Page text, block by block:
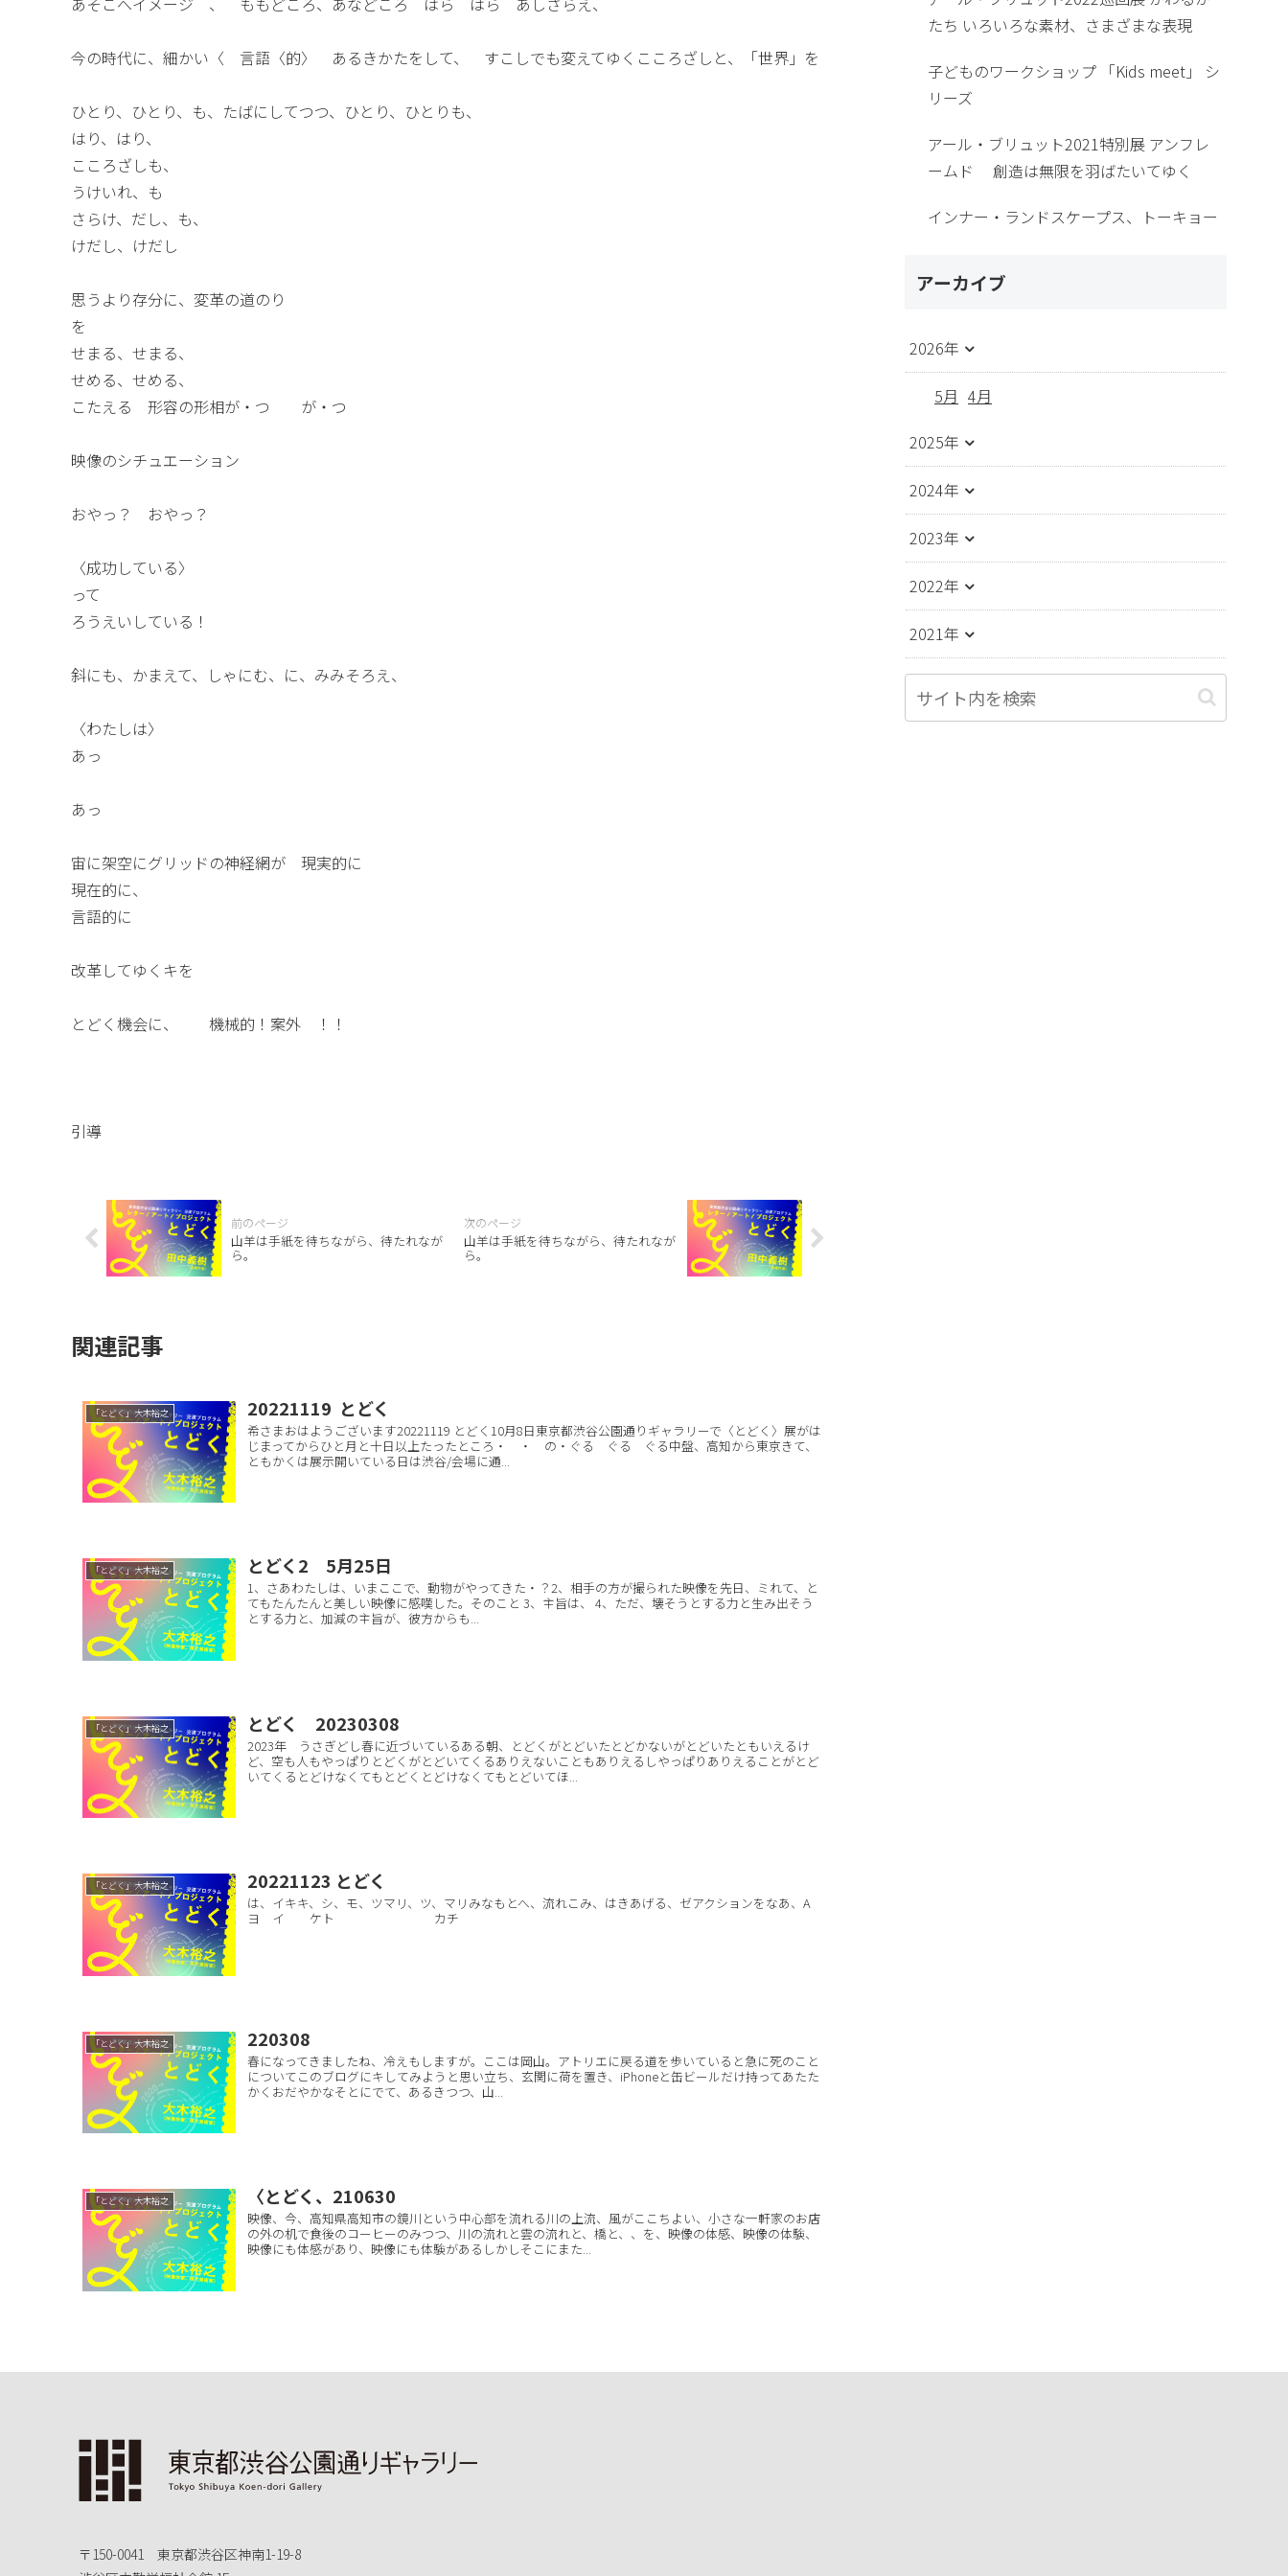
今の時代に、細かい〈 言語〈的〉 あるきかたをして、 すこしでも変えてゆくこころざしと、「世界」を
ひとり、ひとり、も、たばにしてつつ、ひとり、ひとりも、
はり、はり、
こころざしも、
うけいれ、も
さらけ、だし、も、
けだし、けだし
思うより存分に、変革の道のり
を
せまる、せまる、
せめる、せめる、
こたえる 形容の形相が・つ が・つ
映像のシチュエーション
おやっ？ おやっ？
〈成功している〉
って
ろうえいしている！
斜にも、かまえて、しゃにむ、に、みみそろえ、
〈わたしは〉
あっ
あっ
宙に架空にグリッドの神経網が 現実的に
現在的に、
言語的に
改革してゆくキを
とどく機会に、 機械的！案外 ！！
引導
山羊は手紙を待ちながら、待たれなが
ら。
山羊は手紙を待ちながら、待たれなが
ら。
関連記事
「とどく」大木裕之 20221119 とどく
希さまおはようございます20221119 とどく10月8日東京都渋谷公園通りギャラリーで〈とどく〉展がは
じまってからひと月と十日以上たったところ・ ・ の・ぐる ぐる ぐる中盤、高知から東京きて、
ともかくは展示開いている日は渋谷/会場に通...
「とどく」大木裕之 とどく2 5月25日
1、さあわたしは、いまここで、動物がやってきた・？2、相手の方が撮られた映像を先日、ミれて、と
てもたんたんと美しい映像に感嘆した。そのこと 3、主旨は、 4、ただ、壊そうとする力と生み出そう
とする力と、加減の主旨が、彼方からも...
「とどく」大木裕之 とどく 20230308
2023年 うさぎどし春に近づいているある朝、とどくがとどいたとどかないがとどいたともいえるけ
ど、空も人もやっぱりとどくがとどいてくるありえないこともありえるしやっぱりありえることがとど
いてくるとどけなくてもとどくとどけなくてもとどいてほ...
「とどく」大木裕之 20221123 とどく
は、イキキ、シ、モ、ツマリ、ツ、マリみなもとへ、流れこみ、はきあげる、ゼアクションをなあ、A
ヨ イ ケト カチ
「とどく」大木裕之 220308
春になってきましたね、冷えもしますが。ここは岡山。アトリエに戻る道を歩いていると急に死のこと
についてこのブログにキしてみようと思い立ち、玄関に荷を置き、iPhoneと缶ビールだけ持ってあたた
かくおだやかなそとにでて、あるきつつ、山...
「とどく」大木裕之 〈とどく、210630
映像、今、高知県高知市の鏡川という中心部を流れる川の上流、風がここちよい、小さな一軒家のお店
の外の机で食後のコーヒーのみつつ、川の流れと雲の流れと、橋と、、を、映像の体感、映像の体験、
映像にも体感があり、映像にも体験があるしかしそこにまた...
たち いろいろな素材、さまざまな表現
子どものワークショップ 「Kids meet」 シ
リーズ
アール・ブリュット2021特別展 アンフレ
ームド 創造は無限を羽ばたいてゆく
インナー・ランドスケープス、トーキョー
アーカイブ
2026年
5月 4月
2025年
2024年
2023年
2022年
2021年
〒150-0041 東京都渋谷区神南1-19-8